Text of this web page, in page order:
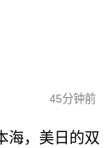
45分钟前
海，美日的双